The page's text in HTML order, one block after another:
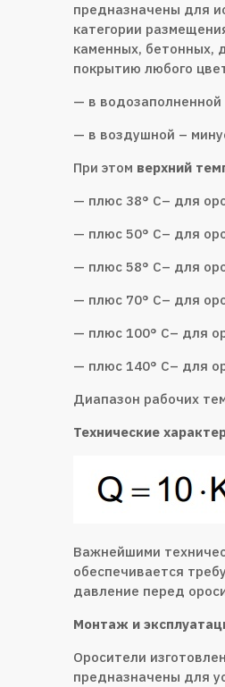
предназначены для
категории
каменных, бетонных,
покрытию любого
— в
— в воздушной –
При этом верхний
— плюс 38° С– для
— плюс 50° С– для
— плюс 58° С– для
— плюс 70° С– для
— плюс 100° С– для
— плюс 140° С– для
Диапазон рабочих
Технические
Важнейшими
обеспечивается
давление перед
Монтаж и
Оросители
предназначены для